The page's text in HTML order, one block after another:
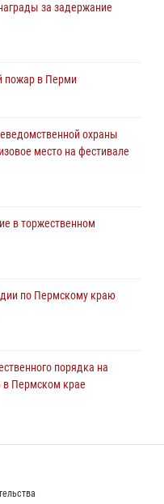
при задержании
за задержание
пожар в Перми
охраны
место на фестивале
в торжественном
по Пермскому краю
порядка на
в Пермском крае
образования